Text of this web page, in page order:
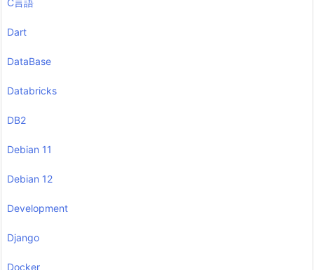
C言語
Dart
DataBase
Databricks
DB2
Debian 11
Debian 12
Development
Django
Docker